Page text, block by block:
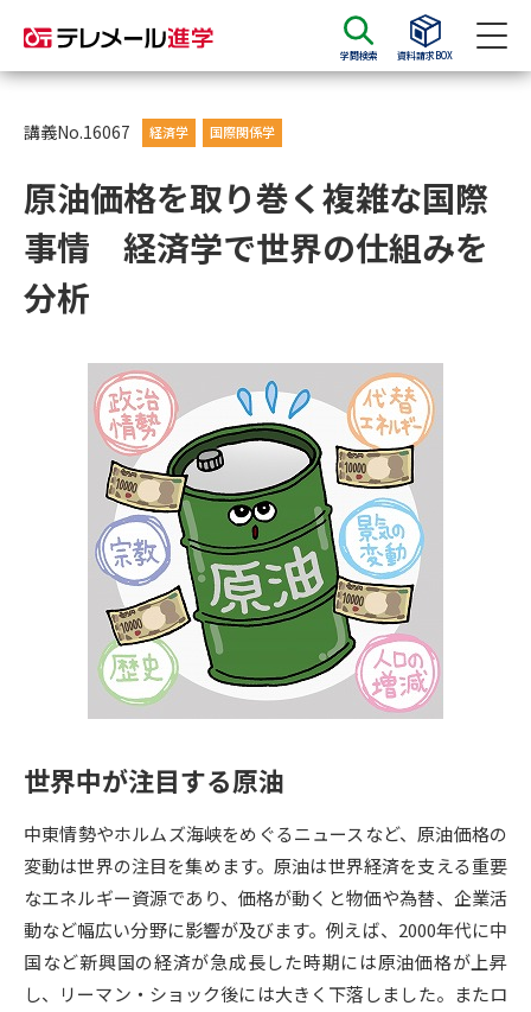
学問検索 資料請求BOX
資料請求
大学・短大の資料種類から請求
大学パンフ
大学・短大以外の資料から請求
専門学校の資料請求 大学院の資料請求
留学・進学関連、塾・予備校
大学入学共通テスト「受験案
内」の請求
大学入学共通テスト「受験上の
配慮案内」の請求
高等学校卒業程度認定試験
高等学校（情報）教員資格認定
大学研究 大学検索
大学で学べる内容や特徴を調べる
講義No.16067 経済学 国際関係学
原油価格を取り巻く複雑な国際
事情 経済学で世界の仕組みを
分析
世界中が注目する原油
中東情勢やホルムズ海峡をめぐるニュースなど、原油価格の
変動は世界の注目を集めます。原油は世界経済を支える重要
なエネルギー資源であり、価格が動くと物価や為替、企業活
動など幅広い分野に影響が及びます。例えば、2000年代に中
国など新興国の経済が急成長した時期には原油価格が上昇
し、リーマン・ショック後には大きく下落しました。またロ